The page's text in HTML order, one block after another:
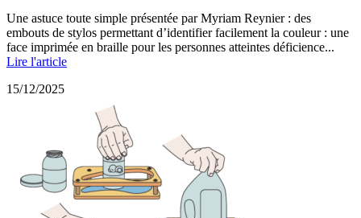
Une astuce toute simple présentée par Myriam Reynier : des
embouts de stylos permettant d’identifier facilement la couleur : une
face imprimée en braille pour les personnes atteintes déficience...
Lire l'article
15/12/2025